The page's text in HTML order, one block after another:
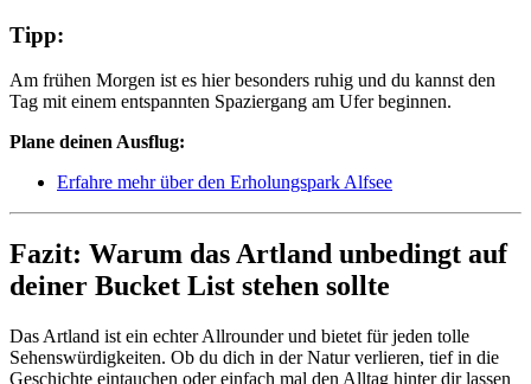
Tipp:
Am frühen Morgen ist es hier besonders ruhig und du kannst den
Tag mit einem entspannten Spaziergang am Ufer beginnen.
Plane deinen Ausflug:
Erfahre mehr über den Erholungspark Alfsee
Fazit: Warum das Artland unbedingt auf
deiner Bucket List stehen sollte
Das Artland ist ein echter Allrounder und bietet für jeden tolle
Sehenswürdigkeiten. Ob du dich in der Natur verlieren, tief in die
Geschichte eintauchen oder einfach mal den Alltag hinter dir lassen